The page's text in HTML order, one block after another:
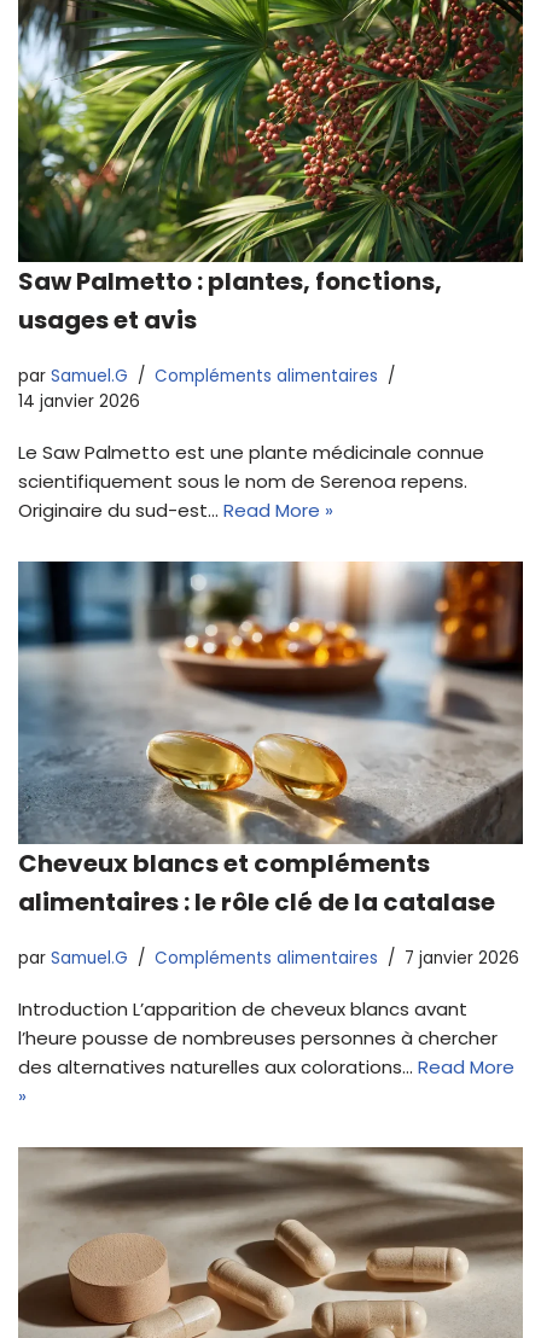
Saw Palmetto : plantes, fonctions,
usages et avis
par Samuel.G
Compléments alimentaires
14 janvier 2026
Le Saw Palmetto est une plante médicinale connue
scientifiquement sous le nom de Serenoa repens.
Originaire du sud-est… Read More »
Cheveux blancs et compléments
alimentaires : le rôle clé de la catalase
par Samuel.G Compléments alimentaires 7 janvier 2026
Introduction L’apparition de cheveux blancs avant
l’heure pousse de nombreuses personnes à chercher
des alternatives naturelles aux colorations… Read More
»